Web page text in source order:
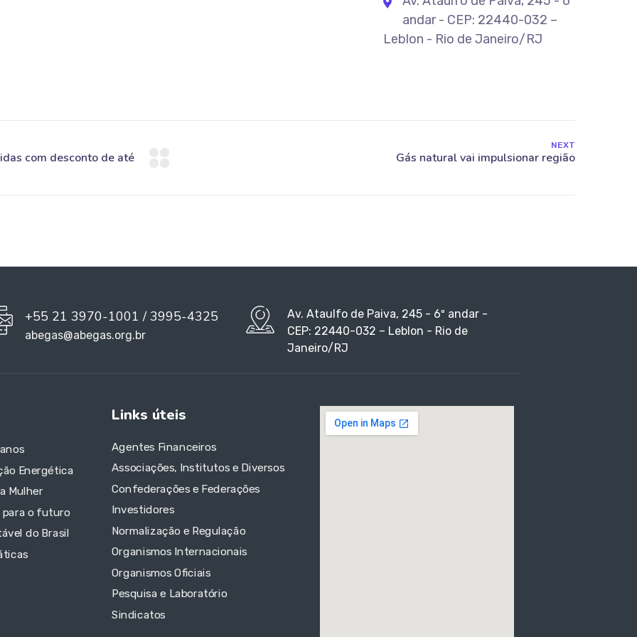
andar - CEP: 22440-032 –
Leblon - Rio de Janeiro/RJ
NEXT
+55 21 3970-1001 / 3995-4325
abegas@abegas.org.br
Av. Ataulfo de Paiva, 245 - 6º andar -
CEP: 22440-032 – Leblon - Rio de
Janeiro/RJ
Energética
Mulher
para o futuro
do Brasil
Links úteis
Agentes Financeiros
Associações, Institutos e Diversos
Confederações e Federações
Investidores
Normalização e Regulação
Organismos Internacionais
Organismos Oficiais
Pesquisa e Laboratório
Sindicatos